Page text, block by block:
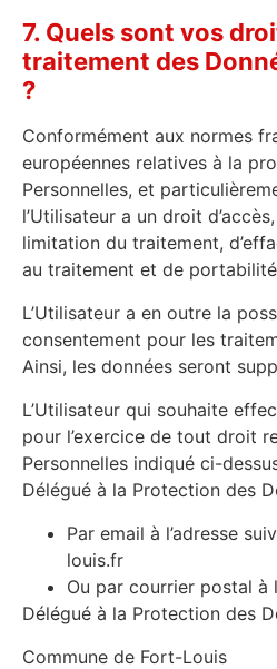
7. Quels sont vos
traitement des
?
Conformément aux normes
européennes relatives à la
Personnelles, et
l’Utilisateur a un droit
limitation du traitement,
au traitement et de
L’Utilisateur a en outre la
consentement pour les
Ainsi, les données seront
L’Utilisateur qui souhaite
pour l’exercice de tout droit
Personnelles indiqué ci-
Délégué à la Protection des
Par email à l’adresse
louis.fr
Ou par courrier postal à
Délégué à la Protection des
Commune de Fort-Louis